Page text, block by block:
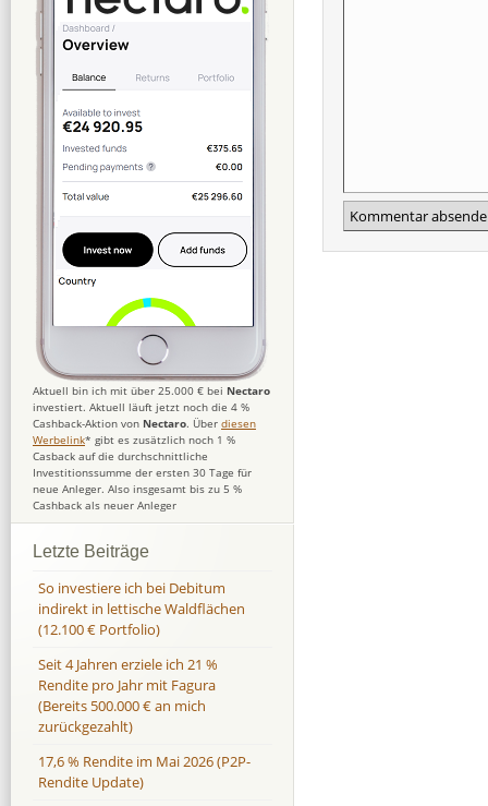
Aktuell bin ich mit über 25.000 € bei Nectaro
investiert. Aktuell läuft jetzt noch die 4 %
Cashback-Aktion von Nectaro. Über diesen
Werbelink* gibt es zusätzlich noch 1 %
Casback auf die durchschnittliche
Investitionssumme der ersten 30 Tage für
neue Anleger. Also insgesamt bis zu 5 %
Cashback als neuer Anleger
Letzte Beiträge
So investiere ich bei Debitum
indirekt in lettische Waldflächen
(12.100 € Portfolio)
Seit 4 Jahren erziele ich 21 %
Rendite pro Jahr mit Fagura
(Bereits 500.000 € an mich
zurückgezahlt)
17,6 % Rendite im Mai 2026 (P2P-
Rendite Update)